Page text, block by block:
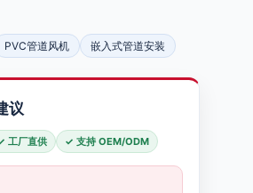
PVC管道风机 嵌入式管道安装
议
工厂直供 ✓ 支持 OEM/ODM